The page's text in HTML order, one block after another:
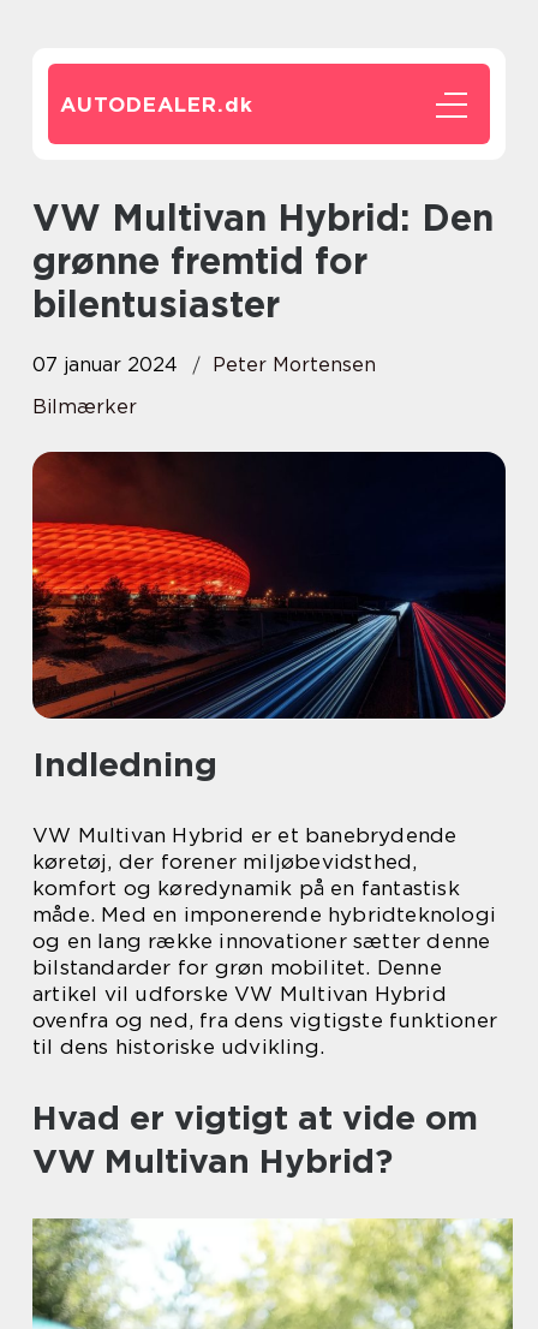
AUTODEALER.dk
VW Multivan Hybrid: Den
grønne fremtid for
bilentusiaster
07 januar 2024
Peter Mortensen
Bilmærker
Indledning
VW Multivan Hybrid er et banebrydende
køretøj, der forener miljøbevidsthed,
komfort og køredynamik på en fantastisk
måde. Med en imponerende hybridteknologi
og en lang række innovationer sætter denne
bilstandarder for grøn mobilitet. Denne
artikel vil udforske VW Multivan Hybrid
ovenfra og ned, fra dens vigtigste funktioner
til dens historiske udvikling.
Hvad er vigtigt at vide om
VW Multivan Hybrid?